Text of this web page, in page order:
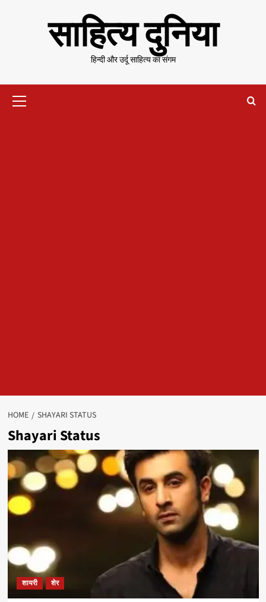
साहित्य दुनिया
हिन्दी और उर्दू साहित्य का संगम
Menu
HOME SHAYARI STATUS
Shayari Status
शायरी शेर